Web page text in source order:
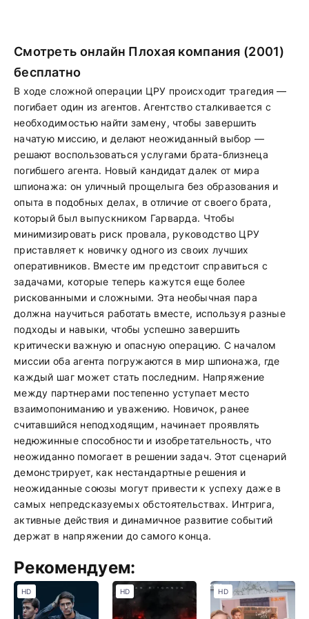
Смотреть онлайн Плохая компания (2001)
бесплатно
В ходе сложной операции ЦРУ происходит трагедия —
погибает один из агентов. Агентство сталкивается с
необходимостью найти замену, чтобы завершить
начатую миссию, и делают неожиданный выбор —
решают воспользоваться услугами брата-близнеца
погибшего агента. Новый кандидат далек от мира
шпионажа: он уличный прощелыга без образования и
опыта в подобных делах, в отличие от своего брата,
который был выпускником Гарварда. Чтобы
минимизировать риск провала, руководство ЦРУ
приставляет к новичку одного из своих лучших
оперативников. Вместе им предстоит справиться с
задачами, которые теперь кажутся еще более
рискованными и сложными. Эта необычная пара
должна научиться работать вместе, используя разные
подходы и навыки, чтобы успешно завершить
критически важную и опасную операцию. С началом
миссии оба агента погружаются в мир шпионажа, где
каждый шаг может стать последним. Напряжение
между партнерами постепенно уступает место
взаимопониманию и уважению. Новичок, ранее
считавшийся неподходящим, начинает проявлять
недюжинные способности и изобретательность, что
неожиданно помогает в решении задач. Этот сценарий
демонстрирует, как нестандартные решения и
неожиданные союзы могут привести к успеху даже в
самых непредсказуемых обстоятельствах. Интрига,
активные действия и динамичное развитие событий
держат в напряжении до самого конца.
Рекомендуем:
HD HD HD